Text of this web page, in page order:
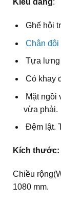
Kiểu dáng :
Ghế hội
Chân đôi
Tựa lưng
Có khay
Mặt ngồi
vừa phải.
Đệm lật.
Kích thước:
Chiều
1080 mm.